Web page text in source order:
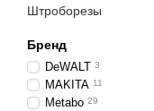
Штроборезы
Бренд
DeWALT 3
MAKITA 11
Metabo 29